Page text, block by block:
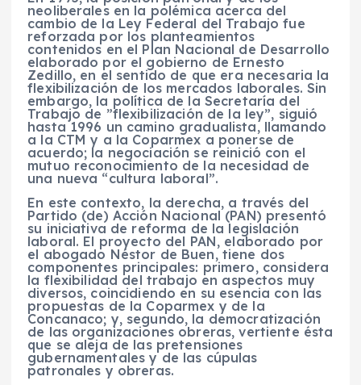
neoliberales en la polémica acerca del
cambio de la Ley Federal del Trabajo fue
reforzada por los planteamientos
contenidos en el Plan Nacional de Desarrollo
elaborado por el gobierno de Ernesto
Zedillo, en el sentido de que era necesaria la
flexibilización de los mercados laborales. Sin
embargo, la política de la Secretaría del
Trabajo de ”flexibilización de la ley”, siguió
hasta 1996 un camino gradualista, llamando
a la CTM y a la Coparmex a ponerse de
acuerdo; la negociación se reinició con el
mutuo reconocimiento de la necesidad de
una nueva “cultura laboral”.
En este contexto, la derecha, a través del
Partido (de) Acción Nacional (PAN) presentó
su iniciativa de reforma de la legislación
laboral. El proyecto del PAN, elaborado por
el abogado Néstor de Buen, tiene dos
componentes principales: primero, considera
la flexibilidad del trabajo en aspectos muy
diversos, coincidiendo en su esencia con las
propuestas de la Coparmex y de la
Concanaco; y, segundo, la democratización
de las organizaciones obreras, vertiente ésta
que se aleja de las pretensiones
gubernamentales y de las cúpulas
patronales y obreras.